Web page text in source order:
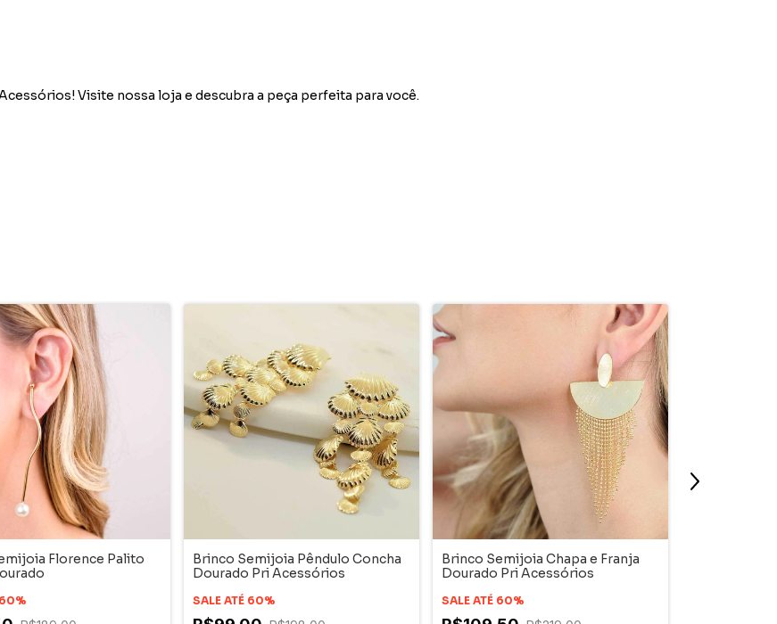
Visite nossa loja e descubra a peça perfeita para você.
Florence Palito
60%
Brinco Semijoia Pêndulo Concha
Dourado Pri Acessórios
SALE ATÉ 60%
Brinco Semijoia Chapa e Franja
Dourado Pri Acessórios
SALE ATÉ 60%